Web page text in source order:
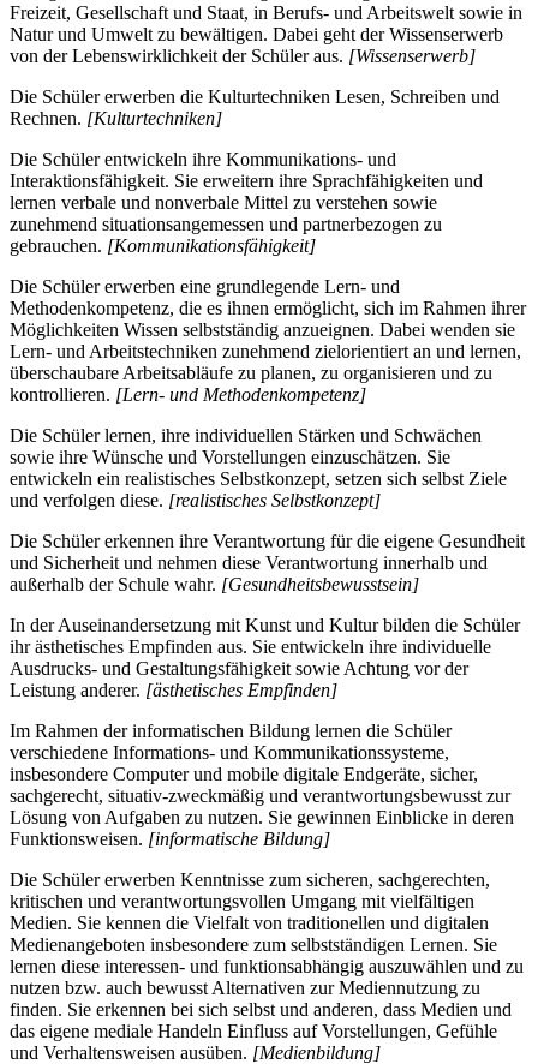
Freizeit, Gesellschaft und Staat, in Berufs- und Arbeitswelt sowie in
Natur und Umwelt zu bewältigen. Dabei geht der Wissenserwerb
von der Lebenswirklichkeit der Schüler aus. [Wissenserwerb]
Die Schüler erwerben die Kulturtechniken Lesen, Schreiben und
Rechnen. [Kulturtechniken]
Die Schüler entwickeln ihre Kommunikations- und
Interaktionsfähigkeit. Sie erweitern ihre Sprachfähigkeiten und
lernen verbale und nonverbale Mittel zu verstehen sowie
zunehmend situationsangemessen und partnerbezogen zu
gebrauchen. [Kommunikationsfähigkeit]
Die Schüler erwerben eine grundlegende Lern- und
Methodenkompetenz, die es ihnen ermöglicht, sich im Rahmen ihrer
Möglichkeiten Wissen selbstständig anzueignen. Dabei wenden sie
Lern- und Arbeitstechniken zunehmend zielorientiert an und lernen,
überschaubare Arbeitsabläufe zu planen, zu organisieren und zu
kontrollieren. [Lern- und Methodenkompetenz]
Die Schüler lernen, ihre individuellen Stärken und Schwächen
sowie ihre Wünsche und Vorstellungen einzuschätzen. Sie
entwickeln ein realistisches Selbstkonzept, setzen sich selbst Ziele
und verfolgen diese. [realistisches Selbstkonzept]
Die Schüler erkennen ihre Verantwortung für die eigene Gesundheit
und Sicherheit und nehmen diese Verantwortung innerhalb und
außerhalb der Schule wahr. [Gesundheitsbewusstsein]
In der Auseinandersetzung mit Kunst und Kultur bilden die Schüler
ihr ästhetisches Empfinden aus. Sie entwickeln ihre individuelle
Ausdrucks- und Gestaltungsfähigkeit sowie Achtung vor der
Leistung anderer. [ästhetisches Empfinden]
Im Rahmen der informatischen Bildung lernen die Schüler
verschiedene Informations- und Kommunikationssysteme,
insbesondere Computer und mobile digitale Endgeräte, sicher,
sachgerecht, situativ-zweckmäßig und verantwortungsbewusst zur
Lösung von Aufgaben zu nutzen. Sie gewinnen Einblicke in deren
Funktionsweisen. [informatische Bildung]
Die Schüler erwerben Kenntnisse zum sicheren, sachgerechten,
kritischen und verantwortungsvollen Umgang mit vielfältigen
Medien. Sie kennen die Vielfalt von traditionellen und digitalen
Medienangeboten insbesondere zum selbstständigen Lernen. Sie
lernen diese interessen- und funktionsabhängig auszuwählen und zu
nutzen bzw. auch bewusst Alternativen zur Mediennutzung zu
finden. Sie erkennen bei sich selbst und anderen, dass Medien und
das eigene mediale Handeln Einfluss auf Vorstellungen, Gefühle
und Verhaltensweisen ausüben. [Medienbildung]